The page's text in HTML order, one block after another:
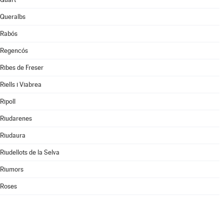
Queralbs
Rabós
Regencós
Ribes de Freser
Riells i Viabrea
Ripoll
Riudarenes
Riudaura
Riudellots de la Selva
Riumors
Roses